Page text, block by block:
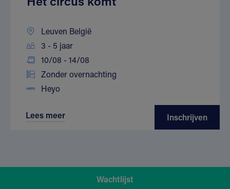
Leuven België
3 - 5 jaar
10/08 - 14/08
Zonder overnachting
Heyo
Lees meer Inschrijven
Wachtlijst